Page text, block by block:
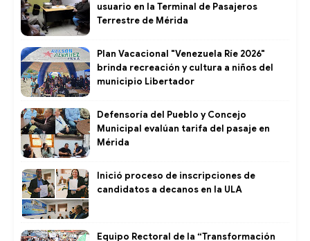
usuario en la Terminal de Pasajeros
Terrestre de Mérida
Plan Vacacional "Venezuela Ríe 2026"
brinda recreación y cultura a niños del
municipio Libertador
Defensoría del Pueblo y Concejo
Municipal evalúan tarifa del pasaje en
Mérida
Inició proceso de inscripciones de
candidatos a decanos en la ULA
Equipo Rectoral de la “Transformación